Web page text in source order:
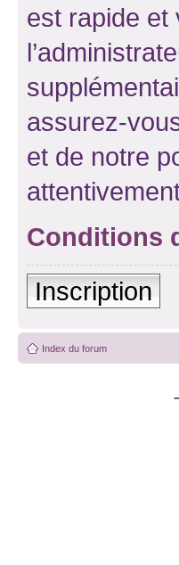
est rapide et
assurez-
et de notre
Conditions
Inscription
Index du forum